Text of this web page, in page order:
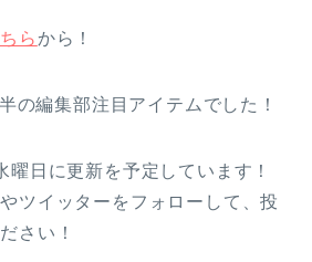
らから！
の編集部注目アイテムでした！
曜日に更新を予定しています！
ツイッターをフォローして、投
さい！